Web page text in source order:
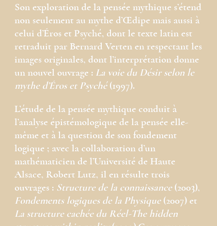
Son exploration de la pensée mythique s’étend
non seulement au mythe d’Œdipe mais aussi à
celui d’Éros et Psyché, dont le texte latin est
retraduit par Bernard Verten en respectant les
images originales, dont l’interprétation donne
un nouvel ouvrage : La voie du Désir selon le
mythe d’Éros et Psyché(1997).
L’étude de la pensée mythique conduit à
l’analyse épistémologique de la pensée elle-
même et à la question de son fondement
logique ; avec la collaboration d’un
mathématicien de l’Université de Haute
Alsace, Robert Lutz, il en résulte trois
ouvrages : Structure de la connaissance(2003),
Fondements logiques de la Physique(2007) et
La structure cachée du Réel-The hidden